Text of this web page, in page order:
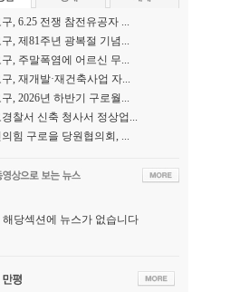
, 6.25 전쟁 참전유공자 ...
, 제81주년 광복절 기념...
, 주말폭염에 어르신 무...
, 재개발·재건축사업 자...
, 2026년 하반기 구로월...
경찰서 신축 청사서 정상업...
힘 구로을 당원협의회, ...
해당섹션에 뉴스가 없습니다